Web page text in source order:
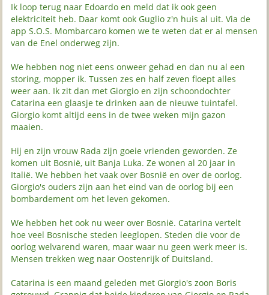
Ik loop terug naar Edoardo en meld dat ik ook geen
elektriciteit heb. Daar komt ook Guglio z'n huis al uit. Via de
app S.O.S. Mombarcaro komen we te weten dat er al mensen
van de Enel onderweg zijn.
We hebben nog niet eens onweer gehad en dan nu al een
storing, mopper ik. Tussen zes en half zeven floept alles
weer aan. Ik zit dan met Giorgio en zijn schoondochter
Catarina een glaasje te drinken aan de nieuwe tuintafel.
Giorgio komt altijd eens in de twee weken mijn gazon
maaien.
Hij en zijn vrouw Rada zijn goeie vrienden geworden. Ze
komen uit Bosnië, uit Banja Luka. Ze wonen al 20 jaar in
Italië. We hebben het vaak over Bosnië en over de oorlog.
Giorgio's ouders zijn aan het eind van de oorlog bij een
bombardement om het leven gekomen.
We hebben het ook nu weer over Bosnië. Catarina vertelt
hoe veel Bosnische steden leeglopen. Steden die voor de
oorlog welvarend waren, maar waar nu geen werk meer is.
Mensen trekken weg naar Oostenrijk of Duitsland.
Catarina is een maand geleden met Giorgio's zoon Boris